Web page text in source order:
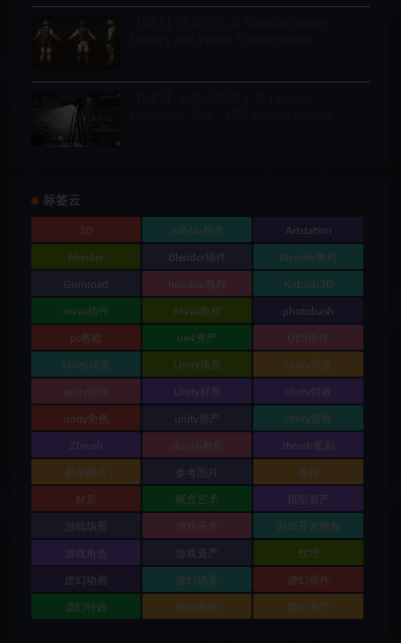
标签云
3D 3dMax插件 Artstation
blender Blender插件 Blender教程
Gumroad houdini教程 Kitbash3D
maya插件 Maya教程 photobash
ps教程 ue4资产 UE5插件
Unity动画 Unity场景 Unity开发
unity插件 Unity材质 Unity特效
unity角色 unity资产 Unity音效
Zbrush zbrush教程 zbrush笔刷
参考图片 参考照片 教程
材质 概念艺术 模型资产
游戏场景 游戏开发 游戏开发模板
游戏角色 游戏资产 纹理
虚幻动画 虚幻场景 虚幻插件
虚幻特效 虚幻角色 虚幻资产